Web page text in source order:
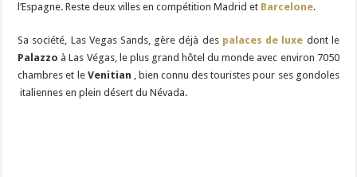
l’Espagne. Reste deux villes en compétition Madrid et Barcelone.
Sa société, Las Vegas Sands, gère déjà des palaces de luxe dont le
Palazzo à Las Végas, le plus grand hôtel du monde avec environ 7050
chambres et le Venitian , bien connu des touristes pour ses gondoles
italiennes en plein désert du Névada.